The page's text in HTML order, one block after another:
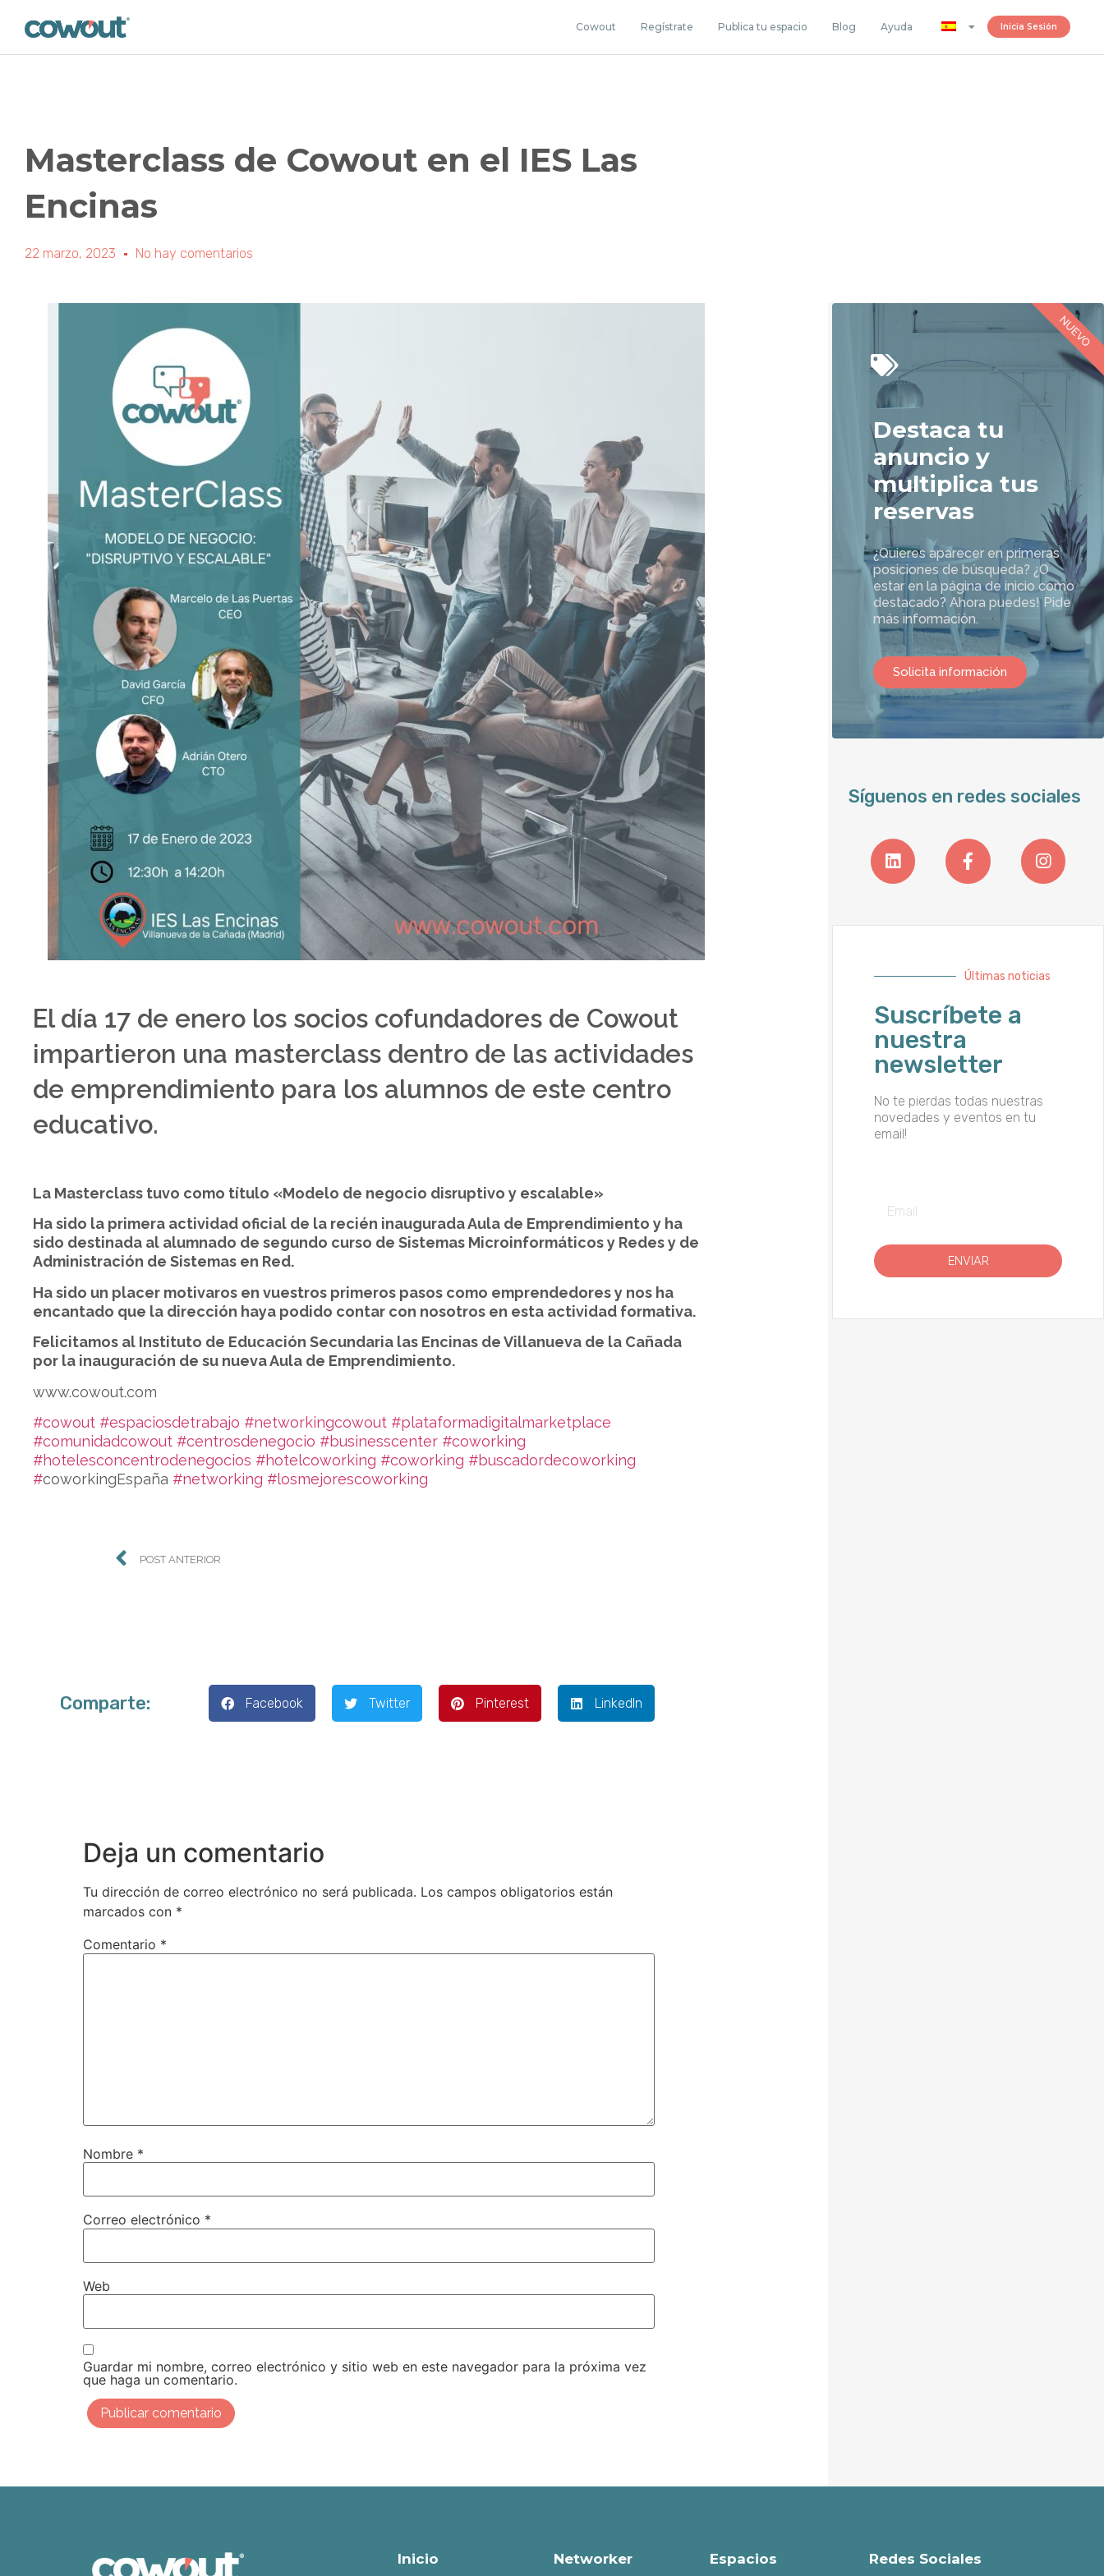
Cowout Regístrate Publica tu espacio Blog Ayuda Inicia Sesión
Masterclass de Cowout en el IES Las
Encinas
22 marzo, 2023 No hay comentarios
El día 17 de enero los socios cofundadores de Cowout
impartieron una masterclass dentro de las actividades
de emprendimiento para los alumnos de este centro
educativo.
La Masterclass tuvo como título «Modelo de negocio disruptivo y escalable»
Ha sido la primera actividad oficial de la recién inaugurada Aula de Emprendimiento y ha
sido destinada al alumnado de segundo curso de Sistemas Microinformáticos y Redes y de
Administración de Sistemas en Red.
Ha sido un placer motivaros en vuestros primeros pasos como emprendedores y nos ha
encantado que la dirección haya podido contar con nosotros en esta actividad formativa.
Felicitamos al Instituto de Educación Secundaria las Encinas de Villanueva de la Cañada
por la inauguración de su nueva Aula de Emprendimiento.
www.cowout.com
#cowout #espaciosdetrabajo #networkingcowout #plataformadigitalmarketplace
#comunidadcowout #centrosdenegocio #businesscenter #coworking
#hotelesconcentrodenegocios #hotelcoworking #coworking #buscadordecoworking
#coworkingEspaña #networking #losmejorescoworking
POST ANTERIOR
Comparte: Facebook Twitter Pinterest LinkedIn
Deja un comentario
Tu dirección de correo electrónico no será publicada. Los campos obligatorios están
marcados con *
Comentario *
Nombre *
Correo electrónico *
Web
Guardar mi nombre, correo electrónico y sitio web en este navegador para la próxima vez
que haga un comentario.
Destaca tu
anuncio y
multiplica tus
reservas
¿Quieres aparecer en primeras
posiciones de búsqueda? ¿O
estar en la página de inicio como
destacado? Ahora puedes! Pide
más información.
Solicita información
NUEVO
Síguenos en redes sociales
Últimas noticias
Suscríbete a
nuestra
newsletter
No te pierdas todas nuestras
novedades y eventos en tu
email!
ENVIAR
Inicio Networker Espacios Redes Sociales